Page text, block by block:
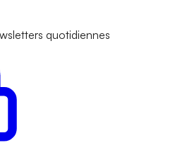
quotidiennes